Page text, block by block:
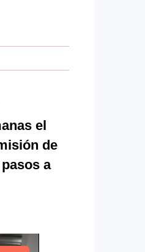
el
de
a